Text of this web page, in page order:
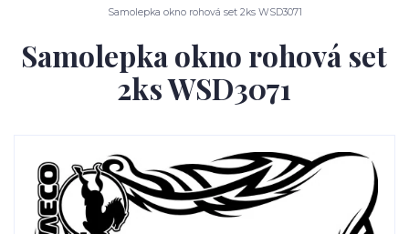
Samolepka okno rohová set 2ks WSD3071
Samolepka okno rohová set
2ks WSD3071